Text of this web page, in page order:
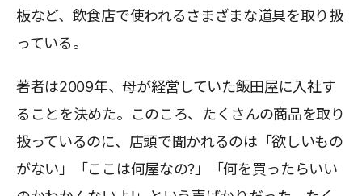
板など、飲食店で使われるさまざまな道具を取り扱
っている。
著者は2009年、母が経営していた飯田屋に入社す
ることを決めた。このころ、たくさんの商品を取り
扱っているのに、店頭で聞かれるのは「欲しいもの
がない」「ここは何屋なの?」「何を買ったらいい